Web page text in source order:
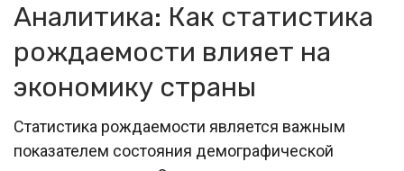
Аналитика: Как статистика
рождаемости влияет на
экономику страны
Статистика рождаемости является важным
показателем состояния демографической